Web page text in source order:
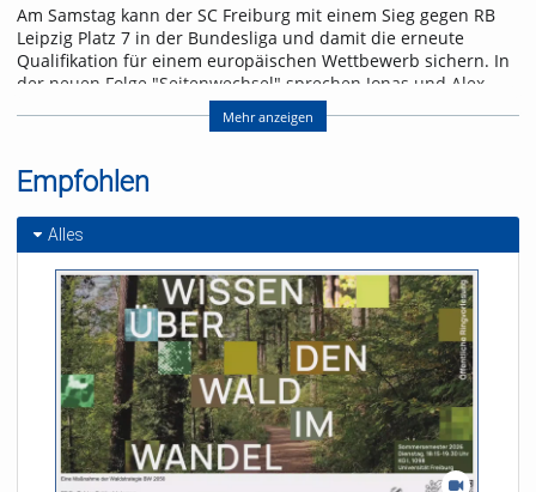
Am Samstag kann der SC Freiburg mit einem Sieg gegen RB
Leipzig Platz 7 in der Bundesliga und damit die erneute
Qualifikation für einem europäischen Wettbewerb sichern. In
der neuen Folge "Seitenwechsel" sprechen Jonas und Alex
über das letzte Heimspiel der Saison und einen Leih-
Referent/in:
Andreas Nagel
Mehr anzeigen
Empfohlen
Alles